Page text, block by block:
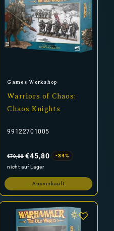
Anbieter:
Games Workshop
Warriors of Chaos:
Chaos Knights
99122701005
Preis
€70,00 €45,80
-34%
nicht auf Lager
Ausverkauft